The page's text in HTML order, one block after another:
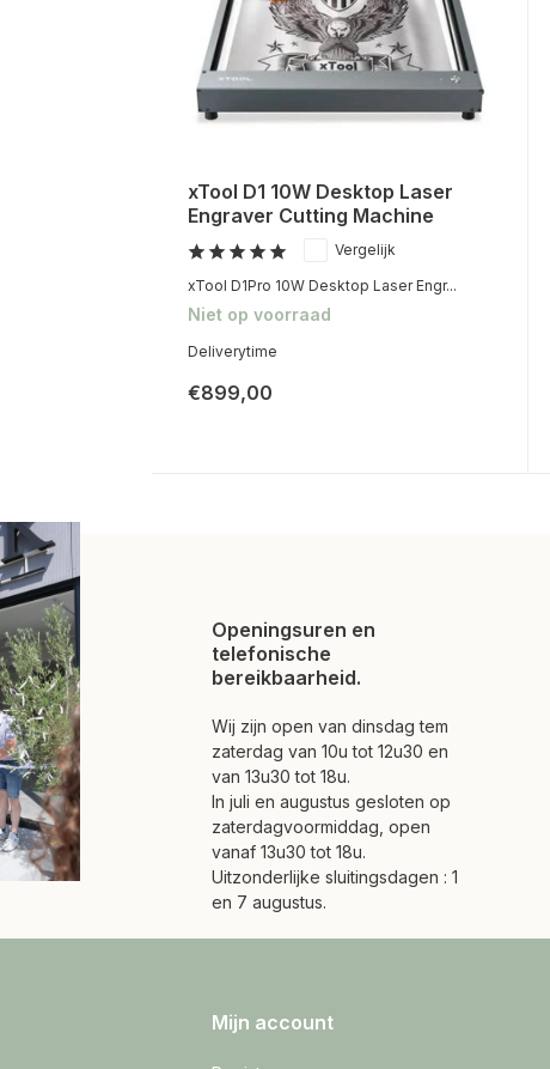
xTool D1 10W Desktop Laser
Engraver Cutting Machine
Vergelijk
xTool D1Pro 10W Desktop Laser Engr...
Niet op voorraad
Deliverytime
€899,00
Openingsuren en
telefonische
bereikbaarheid.
Wij zijn open van dinsdag tem
zaterdag van 10u tot 12u30 en
van 13u30 tot 18u.
In juli en augustus gesloten op
zaterdagvoormiddag, open
vanaf 13u30 tot 18u.
Uitzonderlijke sluitingsdagen : 1
en 7 augustus.
Mijn account